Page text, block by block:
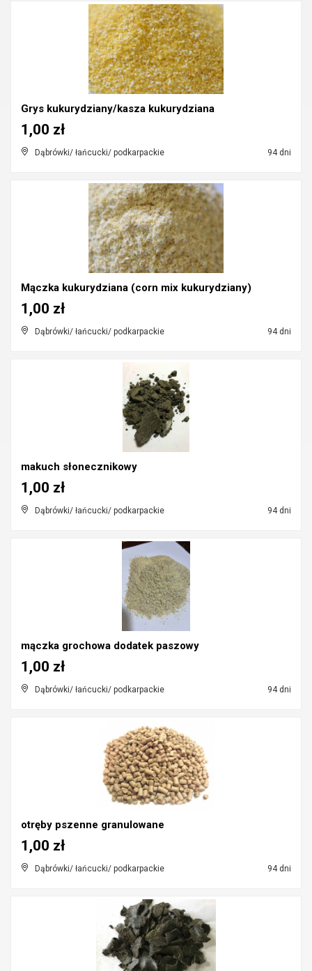
Grys kukurydziany/kasza kukurydziana
Dąbrówki/ łańcucki/ podkarpackie 94 dni
1,00 zł
Mączka kukurydziana (corn mix kukurydziany)
Dąbrówki/ łańcucki/ podkarpackie 94 dni
1,00 zł
makuch słonecznikowy
Dąbrówki/ łańcucki/ podkarpackie 94 dni
1,00 zł
mączka grochowa dodatek paszowy
Dąbrówki/ łańcucki/ podkarpackie 94 dni
1,00 zł
otręby pszenne granulowane
Dąbrówki/ łańcucki/ podkarpackie 94 dni
1,00 zł